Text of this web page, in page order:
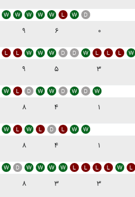
۹ ۶ ۰
۹ ۵ ۳
۸ ۴ ۱
۸ ۴ ۱
۸ ۳ ۳